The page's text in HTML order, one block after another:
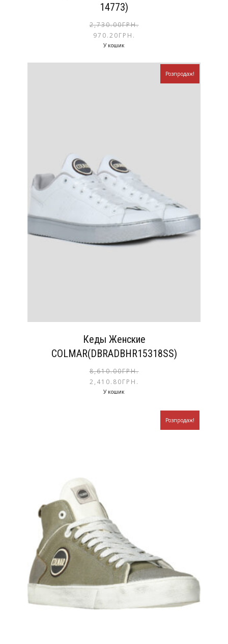
14773)
2,730.00ГРН.
970.20ГРН.
У кошик
Кеды Женские
COLMAR(DBRADBHR15318SS)
Розпродаж!
8,610.00ГРН.
2,410.80ГРН.
У кошик
Розпродаж!